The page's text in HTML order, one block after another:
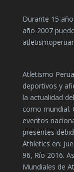
Durante 15
año 2007
Atletismo
deportivos y
la actualidad
como mundial.
eventos
presentes
Athletics en:
96, Río 2016.
Mundiales de